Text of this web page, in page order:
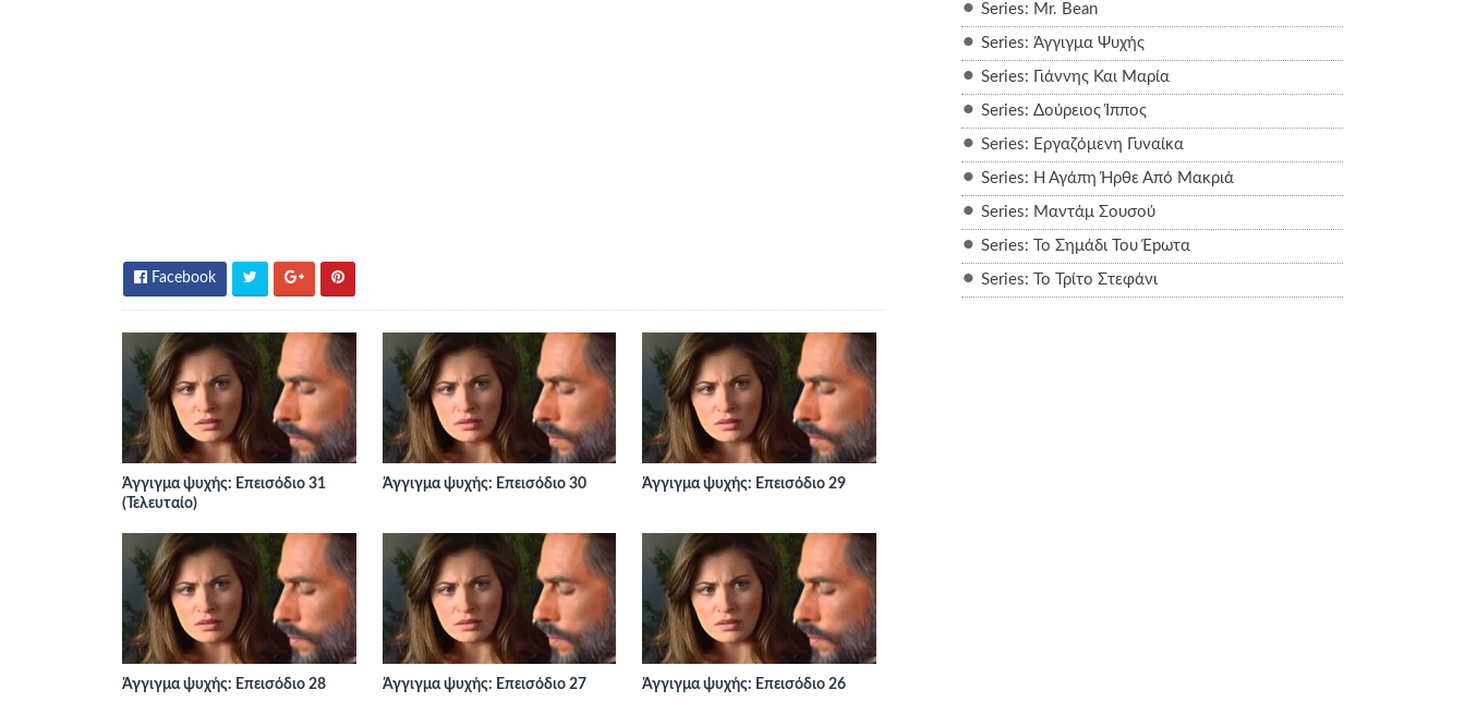
Facebook
Άγγιγμα ψυχής: Επεισόδιο 31
(Τελευταίο)
Άγγιγμα ψυχής: Επεισόδιο 30 Άγγιγμα ψυχής: Επεισόδιο 29
Άγγιγμα ψυχής: Επεισόδιο 28 Άγγιγμα ψυχής: Επεισόδιο 27 Άγγιγμα ψυχής: Επεισόδιο 26
Series: Mr. Bean
Series: Άγγιγμα Ψυχής
Series: Γιάννης Και Μαρία
Series: Δούρειος Ίππος
Series: Εργαζόμενη Γυναίκα
Series: Η Αγάπη Ήρθε Από Μακριά
Series: Μαντάμ Σουσού
Series: Το Σημάδι Του Έpωτα
Series: Το Τρίτο Στεφάνι